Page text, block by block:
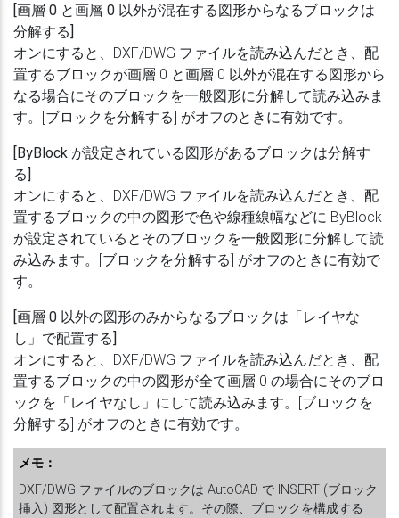
[画層 0 と画層 0 以外が混在する図形からなるブロックは
分解する]
オンにすると、DXF/DWG ファイルを読み込んだとき、配
置するブロックが画層 0 と画層 0 以外が混在する図形から
なる場合にそのブロックを一般図形に分解して読み込みま
す。[ブロックを分解する] がオフのときに有効です。
[ByBlock が設定されている図形があるブロックは分解す
る]
オンにすると、DXF/DWG ファイルを読み込んだとき、配
置するブロックの中の図形で色や線種線幅などに ByBlock
が設定されているとそのブロックを一般図形に分解して読
み込みます。[ブロックを分解する] がオフのときに有効で
す。
[画層 0 以外の図形のみからなるブロックは「レイヤな
し」で配置する]
オンにすると、DXF/DWG ファイルを読み込んだとき、配
置するブロックの中の図形が全て画層 0 の場合にそのブロ
ックを「レイヤなし」にして読み込みます。[ブロックを
分解する] がオフのときに有効です。
メモ：
DXF/DWG ファイルのブロックは AutoCAD で INSERT (ブロック
挿入) 図形として配置されます。その際、ブロックを構成する